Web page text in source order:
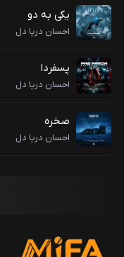
یکی به دو
احسان دریا دل
پسفردا
احسان دریا دل
صخره
احسان دریا دل